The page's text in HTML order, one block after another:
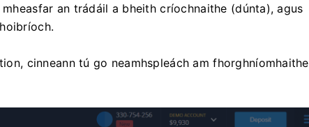
an trádáil a bheith críochnaithe (dúnta), agus
cinneann tú go neamhspleách am fhorghníomhaithe